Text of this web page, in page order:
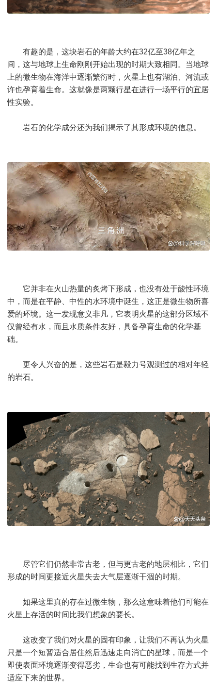
有趣的是，这块岩石的年龄大约在32亿至38亿年之
间，这与地球上生命刚刚开始出现的时期大致相同。当地球
上的微生物在海洋中逐渐繁衍时，火星上也有湖泊、河流或
许也孕育着生命。这就像是两颗行星在进行一场平行的宜居
性实验。
岩石的化学成分还为我们揭示了其形成环境的信息。
它并非在火山热量的炙烤下形成，也没有处于酸性环境
中，而是在平静、中性的水环境中诞生，这正是微生物所喜
爱的环境。这一发现意义非凡，它表明火星的这部分区域不
仅曾经有水，而且水质条件友好，具备孕育生命的化学基
础。
更令人兴奋的是，这些岩石是毅力号观测过的相对年轻
的岩石。
尽管它们仍然非常古老，但与更古老的地层相比，它们
形成的时间更接近火星失去大气层逐渐干涸的时期。
如果这里真的存在过微生物，那么这意味着他们可能在
火星上存活的时间比我们想象的要长。
这改变了我们对火星的固有印象，让我们不再认为火星
只是一个短暂适合居住然后迅速走向消亡的星球，而是一个
即使表面环境逐渐变得恶劣，生命也有可能找到生存方式并
适应下来的世界。